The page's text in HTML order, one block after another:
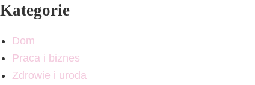
Kategorie
Dom
Praca i biznes
Zdrowie i uroda